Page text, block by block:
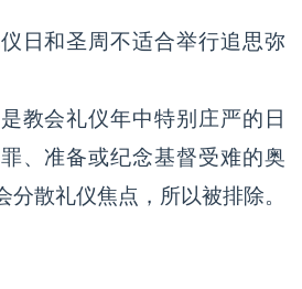
日和圣周不适合举行追思弥
教会礼仪年中特别庄严的日
、准备或纪念基督受难的奥
分散礼仪焦点，所以被排除。